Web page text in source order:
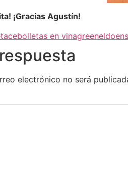
¡Gracias Agustín!
cebolletas en vinagreeneldo
electrónico no será